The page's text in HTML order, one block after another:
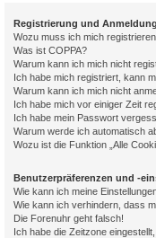
Registrierung und Anmeldung
Wozu muss ich mich
Was ist COPPA?
Warum kann ich mich nicht
Ich habe mich registriert, kann
Warum kann ich mich nicht
Ich habe mich vor einiger Zeit
Ich habe mein Passwort
Warum werde ich automatisch
Wozu ist die Funktion „Alle
Benutzerpräferenzen und -
Wie kann ich meine
Wie kann ich verhindern, dass
Die Forenuhr geht falsch!
Ich habe die Zeitzone